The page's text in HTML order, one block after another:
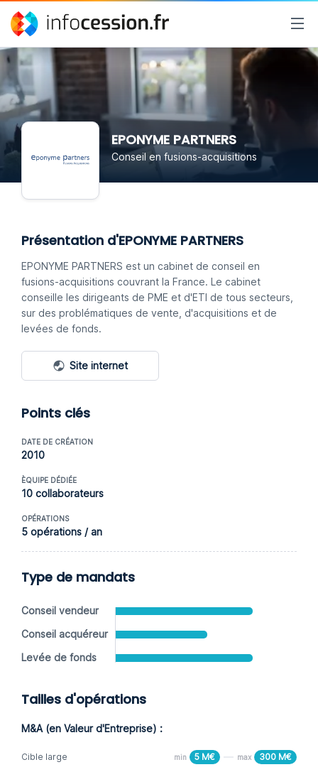
EPONYME PARTNERS
Conseil en fusions-acquisitions
Présentation d'EPONYME PARTNERS
EPONYME PARTNERS est un cabinet de conseil en
fusions-acquisitions couvrant la France. Le cabinet
conseille les dirigeants de PME et d'ETI de tous secteurs,
sur des problématiques de vente, d'acquisitions et de
levées de fonds.
Site internet
Points clés
DATE DE CRÉATION
2010
ÈQUIPE DÉDIÉE
10 collaborateurs
OPÉRATIONS
5 opérations / an
Type de mandats
Conseil vendeur
Conseil acquéreur
Levée de fonds
Tailles d'opérations
M&A (en Valeur d'Entreprise) :
Cible large min 5 M€ max 300 M€